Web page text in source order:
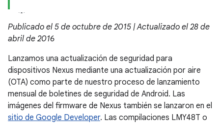
Publicado el 5 de octubre de 2015 | Actualizado el 28 de
abril de 2016
Lanzamos una actualización de seguridad para
dispositivos Nexus mediante una actualización por aire
(OTA) como parte de nuestro proceso de lanzamiento
mensual de boletines de seguridad de Android. Las
imágenes del firmware de Nexus también se lanzaron en el
sitio de Google Developer. Las compilaciones LMY48T o